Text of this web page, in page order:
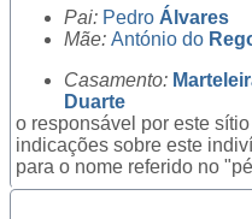
Pai: Pedro Álvares
Mãe: António do
Casamento:
Duarte
o responsável por este
indicações sobre este
para o nome referido no